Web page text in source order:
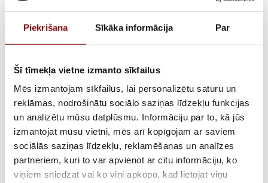
Piekrišana Sīkāka informācija Par
Šī tīmekļa vietne izmanto sīkfailus
Mēs izmantojam sīkfailus, lai personalizētu saturu un
reklāmas, nodrošinātu sociālo saziņas līdzekļu funkcijas
un analizētu mūsu datplūsmu. Informāciju par to, kā jūs
izmantojat mūsu vietni, mēs arī kopīgojam ar saviem
sociālās saziņas līdzekļu, reklamēšanas un analīzes
partneriem, kuri to var apvienot ar citu informāciju, ko
viņiem sniedzat vai ko viņi apkopo, kad lietojat viņu
DIGIWARE CABLE RJ12
3X0.2M600 V
INSULATED – COPPER
€9,00
ar PVN